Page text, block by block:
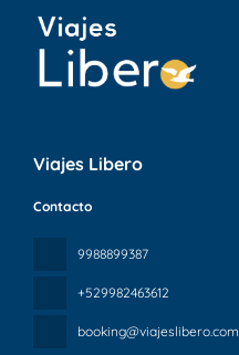
Viajes Libero
Contacto
9988899387
+529982463612
booking@viajeslibero.com